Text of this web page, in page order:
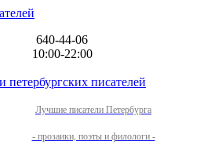
640-44-06
10:00-22:00
петербургских писателей
Лучшие писатели Петербурга
- прозаики, поэты и филологи -